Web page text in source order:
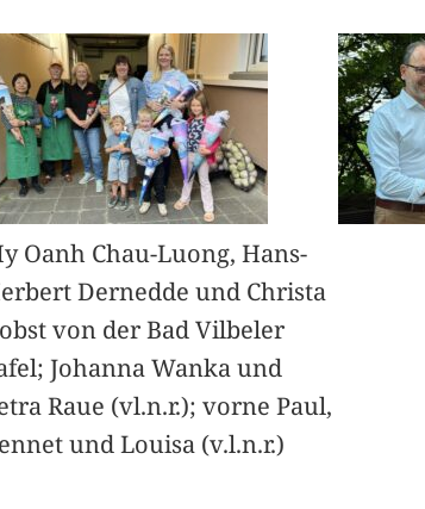
Oanh Chau-Luong, Hans-
Dernedde und Christa
von der Bad Vilbeler
Johanna Wanka und
Raue (vl.n.r.); vorne Paul,
und Louisa (v.l.n.r.)